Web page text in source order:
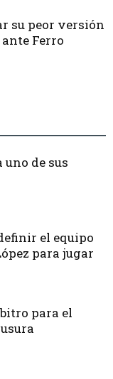
su peor versión
Ferro
de sus
el equipo
para jugar
para el